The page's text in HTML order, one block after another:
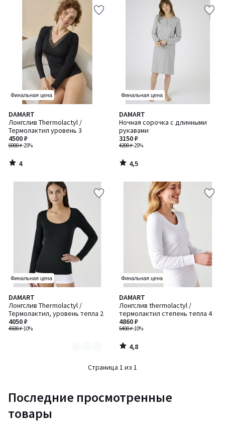
Финальная цена
DAMART
Лонгслив Thermolactyl /
Термолактил уровень 3
6000 ₽-25%
4500 ₽
4
/
5
4
/
Финальная цена
DAMART
Ночная сорочка с длинными
рукавами
4200 ₽-25%
3150 ₽
4,5
/ 5
4,5
/
Финальная цена
DAMART
Лонгслив Thermolactyl /
Термолактил, уровень тепла 2
4500 ₽-10%
4050 ₽
Количество
цветов:
2
Финальная цена
DAMART
Лонгслив thermolactyl /
термолактил степень тепла 4
5400 ₽-10%
4860 ₽
4,8
/ 5
4,8
/
Страница 1 из 1
Последние просмотренные
товары